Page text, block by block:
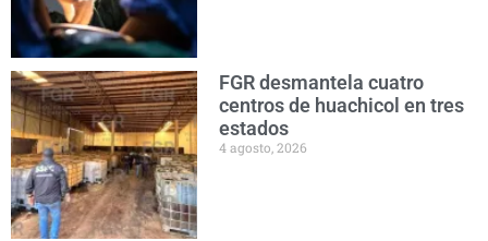
FGR desmantela cuatro
centros de huachicol en tres
estados
4 agosto, 2026